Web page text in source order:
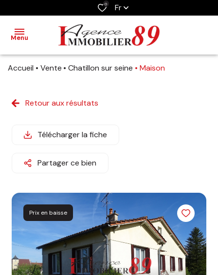
0 Fr
Menu
VENTES
AGENCE
Accueil Vente Chatillon sur seine Maison
Retour aux résultats
Télécharger la fiche
Partager ce bien
Prix en baisse